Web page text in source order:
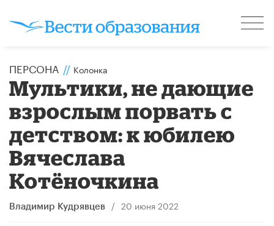
ПЕРСОНА // Колонка
Мультики, не дающие
взрослым порвать с
детством: к юбилею
Вячеслава
Котёночкина
Владимир Кудрявцев / 20 июня 2022